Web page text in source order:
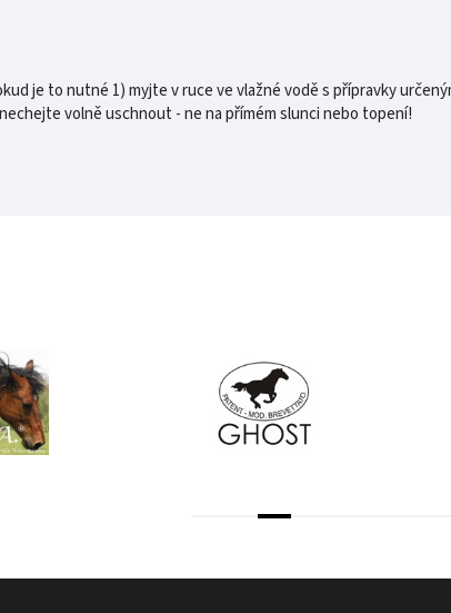
je to nutné 1) myjte v ruce ve vlažné vodě s přípravky
volně uschnout - ne na přímém slunci nebo topení!